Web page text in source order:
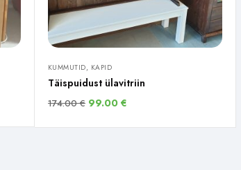
KUMMUTID, KAPID
Täispuidust ülavitriin
174.00€ 99.00 €